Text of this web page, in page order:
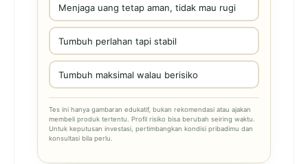
Menjaga uang tetap aman, tidak mau rugi
Tumbuh perlahan tapi stabil
Tumbuh maksimal walau berisiko
Tes ini hanya gambaran edukatif, bukan rekomendasi atau ajakan
membeli produk tertentu. Profil risiko bisa berubah seiring waktu.
Untuk keputusan investasi, pertimbangkan kondisi pribadimu dan
konsultasi bila perlu.